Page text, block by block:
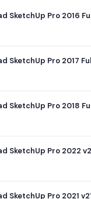
SketchUp Pro 2016
SketchUp Pro 2017
SketchUp Pro 2018
SketchUp Pro 2022
SketchUp Pro 2021